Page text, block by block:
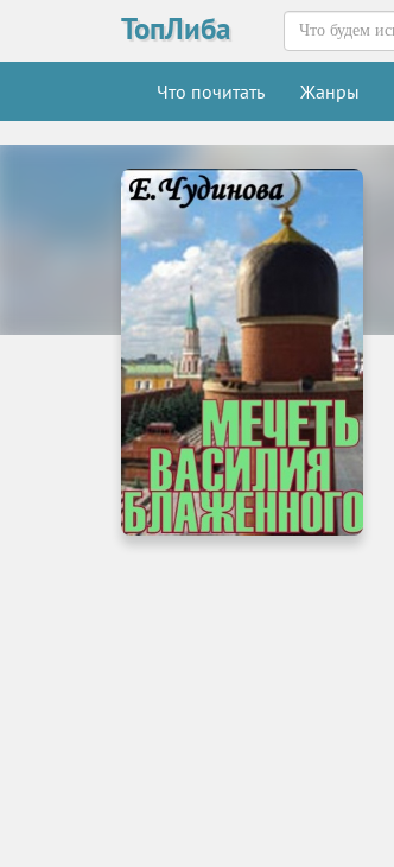
ТопЛиба
Что почитать Жанры